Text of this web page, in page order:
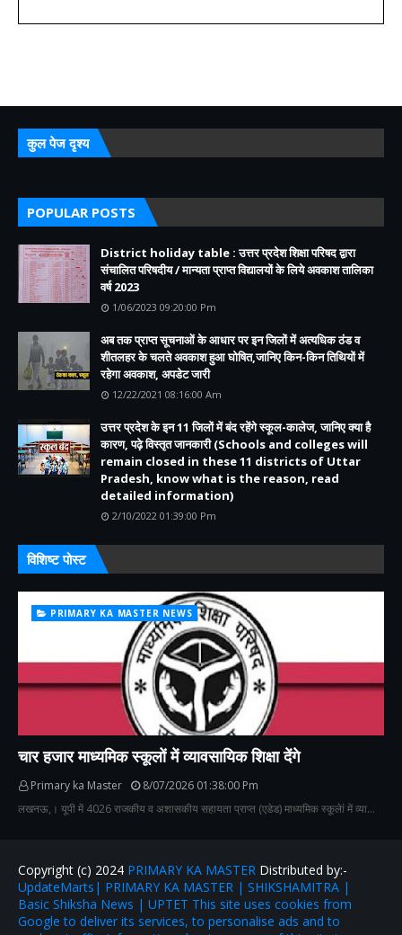
कुल पेज दृश्य
POPULAR POSTS
District holiday table : उत्तर प्रदेश शिक्षा परिषद द्वारा
संचालित परिषदीय / मान्यता प्राप्त विद्यालयों के लिये अवकाश तालिका
वर्ष 2023
1/06/2023 09:20:00 Pm
अब तक प्राप्त सूचनाओं के आधार पर इन जिलों में अत्यधिक ठंड व
शीतलहर के चलते अवकाश हुआ घोषित,जानिए किन-किन तिथियों में
रहेगा अवकाश, अपडेट जारी
12/22/2021 08:16:00 Am
उत्तर प्रदेश के इन 11 जिलों में बंद रहेंगे स्कूल-कालेज, जानिए क्या है
कारण, पढ़े विस्तृत जानकारी (Schools and colleges will
remain closed in these 11 districts of Uttar
Pradesh, know what is the reason, read
detailed information)
2/10/2022 01:39:00 Pm
विशिष्ट पोस्ट
PRIMARY KA MASTER NEWS
चार हजार माध्यमिक स्कूलों में व्यावसायिक शिक्षा देंगे
Primary ka Master
8/07/2026 01:38:00 Pm
लखनऊ,। यूपी में 4026 राजकीय व अशासकीय सहायता प्राप्त (एडेड) माध्यमिक स्कूलेां में व्या…
Copyright (c) 2024 PRIMARY KA MASTER Distributed by:-
UpdateMarts| PRIMARY KA MASTER | SHIKSHAMITRA |
Basic Shiksha News | UPTET This site uses cookies from
Google to deliver its services, to personalise ads and to